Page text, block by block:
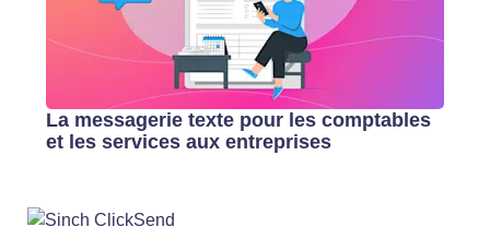
La messagerie texte pour les comptables
et les services aux entreprises